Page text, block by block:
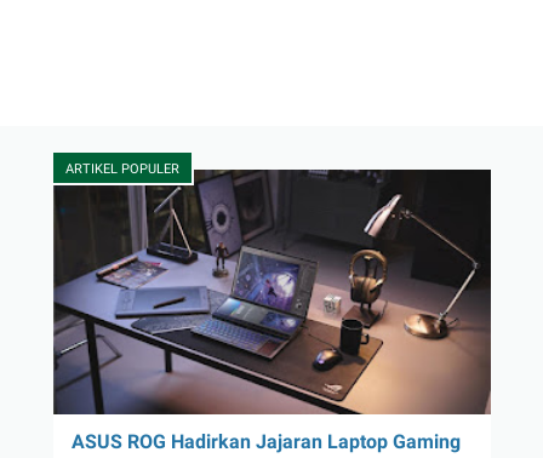
ARTIKEL POPULER
ASUS ROG Hadirkan Jajaran Laptop Gaming